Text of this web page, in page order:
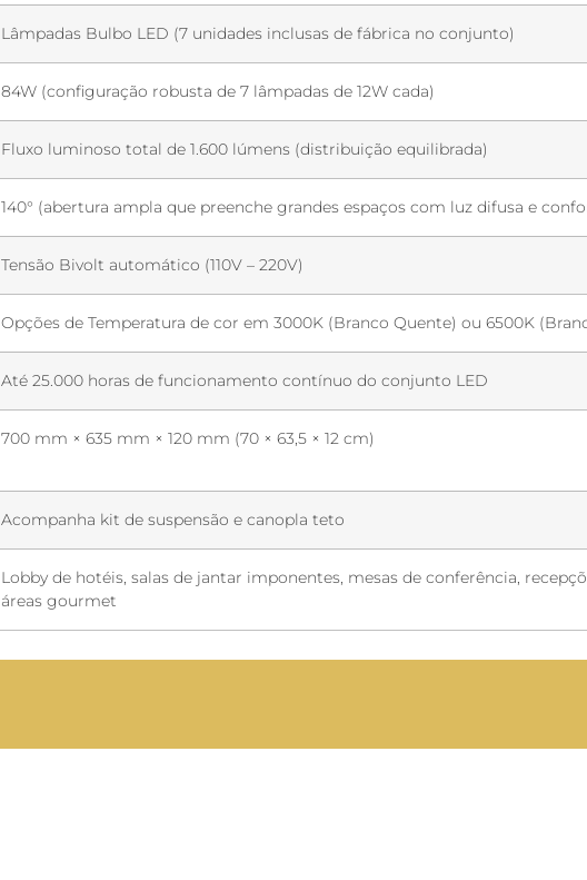
Lâmpadas Bulbo LED (7 unidades inclusas de fábrica no conjunto)
84W (configuração robusta de 7 lâmpadas de 12W cada)
Fluxo luminoso total de 1.600 lúmens (distribuição equilibrada)
140° (abertura ampla que preenche grandes espaços com luz difusa e
Tensão Bivolt automático (110V – 220V)
Opções de Temperatura de cor em 3000K (Branco Quente) ou 6500K
Até 25.000 horas de funcionamento contínuo do conjunto LED
700 mm × 635 mm × 120 mm (70 × 63,5 × 12 cm)
Acompanha kit de suspensão e canopla teto
Lobby de hotéis, salas de jantar imponentes, mesas de conferência,
áreas gourmet